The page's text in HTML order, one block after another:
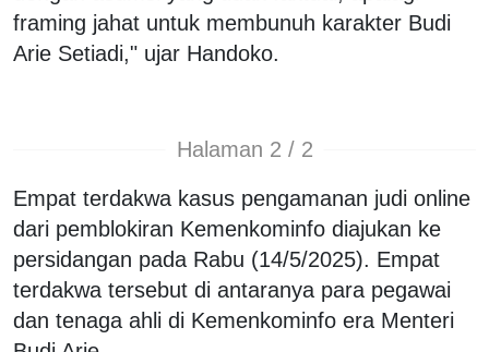
framing jahat untuk membunuh karakter Budi
Arie Setiadi," ujar Handoko.
Halaman 2 / 2
Empat terdakwa kasus pengamanan judi online
dari pemblokiran Kemenkominfo diajukan ke
persidangan pada Rabu (14/5/2025). Empat
terdakwa tersebut di antaranya para pegawai
dan tenaga ahli di Kemenkominfo era Menteri